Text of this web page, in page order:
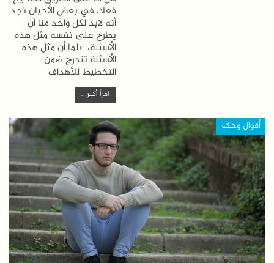
فعلا، في بعض الأحيان نجد
أنه لابد لكل واحد منا أن
يطرح على نفسه مثل هذه
الأسئلة، علما أن مثل هذه
الأسئلة تندرج ضمن
التخطيط للأهداف
اقرأ أكثر...
أقوال وحكم